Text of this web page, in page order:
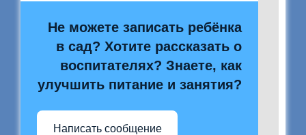
Не можете записать ребёнка
в сад? Хотите рассказать о
воспитателях? Знаете, как
улучшить питание и занятия?
Написать сообщение